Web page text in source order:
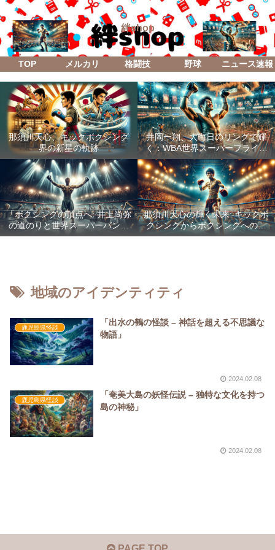
絆shop
TOP メルカリ 格闘技 野球 ニュース速報
那須川天心、キックボクシング
界の新星の軌跡
井岡一翔、大晦日のリングで輝
く：WBA世界スーパーフライ級
防衛戦「Lifetime Boxing Fights
18」
「ボクシングの頂点へ: 井上尚弥
の道のりと世界スーパーバンタ
ム級統一戦の全貌」
那須川天心の輝く未来: キックボ
クシングからボクシングへの成
功した転身
地域のアイデンティティ
鹿児島県怪談
「出水の鶴の怪談 – 神話を超える不思議な
物語」
2024.02.08
鹿児島県怪談
「奄美大島の妖怪伝説 – 独特な文化を持つ
島の神秘」
2024.02.08